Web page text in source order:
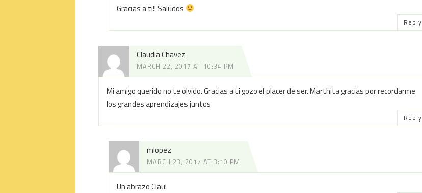
Gracias a ti!! Saludos
Reply
Claudia Chavez
MARCH 22, 2017 AT 10:34 PM
Mi amigo querido no te olvido. Gracias a ti gozo el placer de ser. Marthita gracias por recordarme
los grandes aprendizajes juntos
Reply
mlopez
MARCH 23, 2017 AT 3:10 PM
Un abrazo Clau!